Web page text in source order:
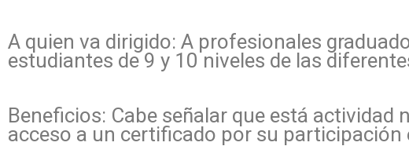
A quien va dirigido: A profesionales
estudiantes de 9 y 10 niveles de las
Beneficios: Cabe señalar que está
acceso a un certificado por su